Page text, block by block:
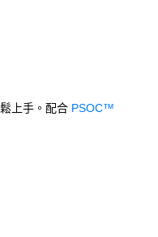
上手。配合 PSOC™